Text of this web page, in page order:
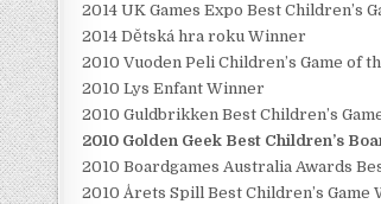
2014 UK Games Expo Best Children’s
2014 Dětská hra roku Winner
2010 Vuoden Peli Children’s Game of
2010 Lys Enfant Winner
2010 Guldbrikken Best Children’s
2010 Golden Geek Best Children’s
2010 Boardgames Australia Awards
2010 Årets Spill Best Children’s Game